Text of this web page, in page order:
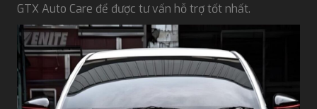
GTX Auto Care để được tư vấn hỗ trợ tốt nhất.